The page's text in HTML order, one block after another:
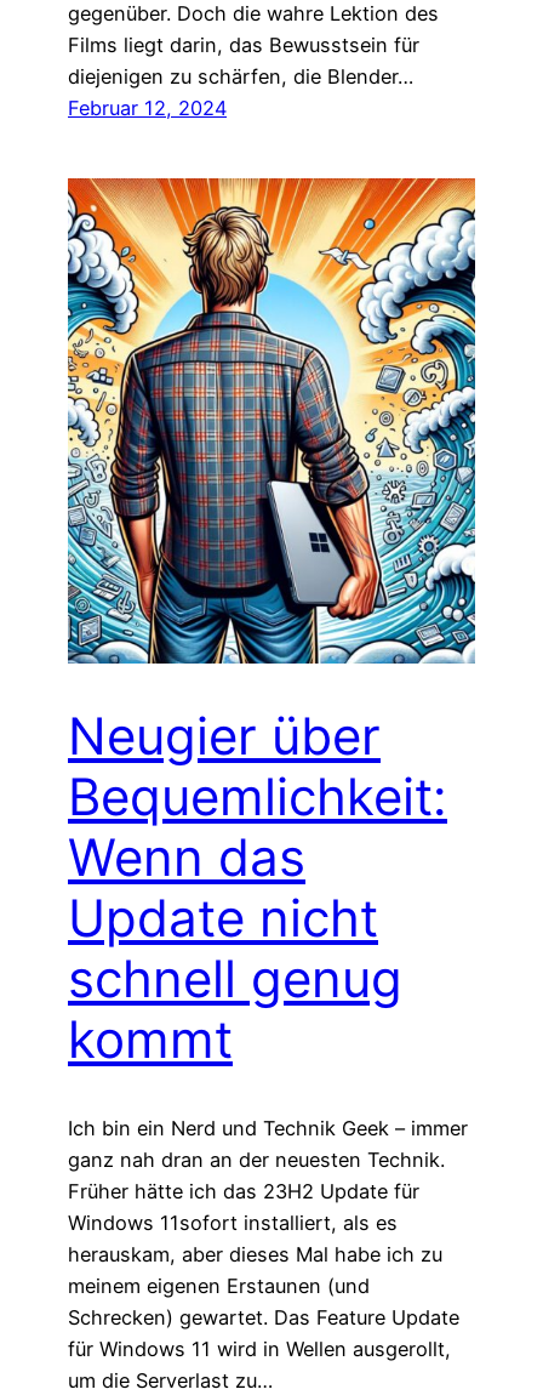
gegenüber. Doch die wahre Lektion des
Films liegt darin, das Bewusstsein für
diejenigen zu schärfen, die Blender…
Februar 12, 2024
Neugier über
Bequemlichkeit:
Wenn das
Update nicht
schnell genug
kommt
Ich bin ein Nerd und Technik Geek – immer
ganz nah dran an der neuesten Technik.
Früher hätte ich das 23H2 Update für
Windows 11sofort installiert, als es
herauskam, aber dieses Mal habe ich zu
meinem eigenen Erstaunen (und
Schrecken) gewartet. Das Feature Update
für Windows 11 wird in Wellen ausgerollt,
um die Serverlast zu…